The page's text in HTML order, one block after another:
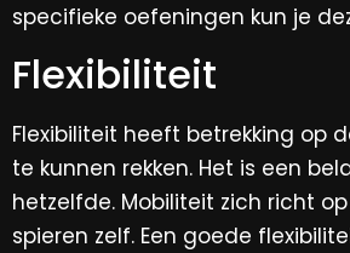
specifieke oefeningen kun je
Flexibiliteit
Flexibiliteit heeft betrekking op
te kunnen rekken. Het is een
hetzelfde. Mobiliteit zich richt
spieren zelf. Een goede